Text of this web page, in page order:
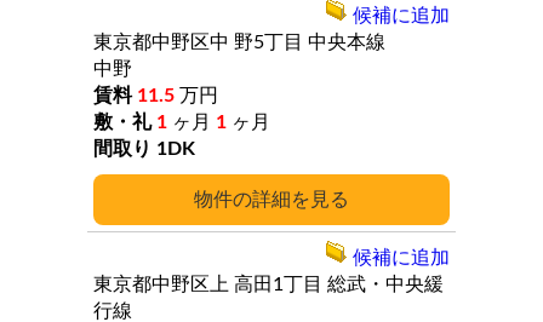
詳細
東京都中野区中 野5丁目 中央本線
中野
11.5 万円
1 ヶ月 1 ヶ月
1DK
候補に追加
東京都中野区上 高田1丁目 総武・中央緩
行線
候補に追加